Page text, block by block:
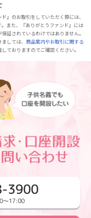
』のお取引をしていただく際には、
また、『ありがとうファンド』には
証されているわけではありません。
ましては、商品案内やお取引に関する
ておりますのでご確認ください。
3900
～17:00